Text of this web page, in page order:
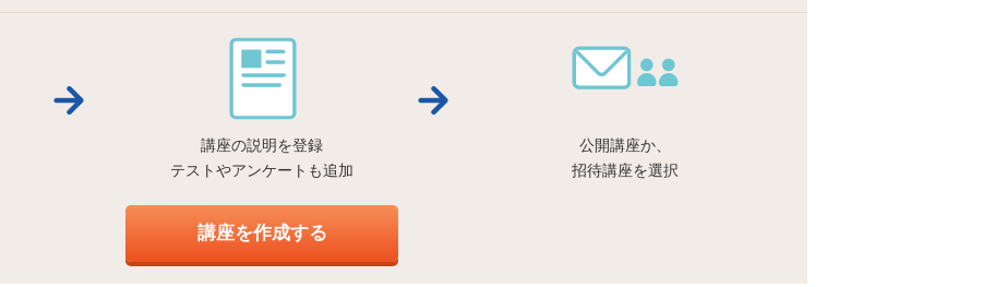
講座の説明を登録
テストやアンケートも追加
公開講座か、
招待講座を選択
講座を作成する